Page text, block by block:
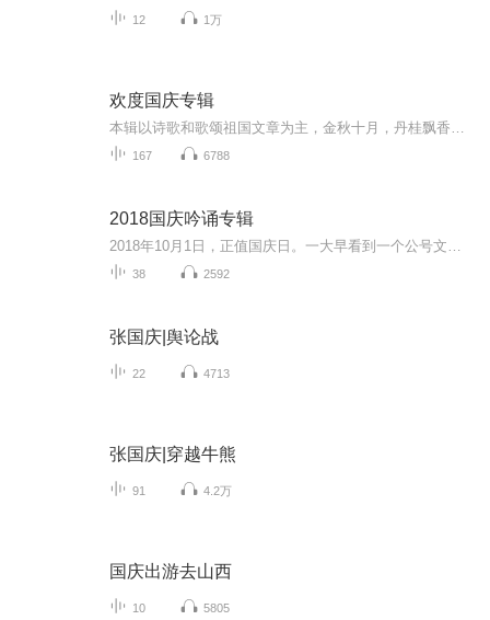
12 1万
欢度国庆专辑
167 6788
2018国庆吟诵专辑
38 2592
张国庆|舆论战
22 4713
张国庆|穿越牛熊
91 4.2万
国庆出游去山西
10 5805